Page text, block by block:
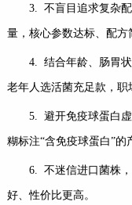
3. 不盲目追求复杂
量，核心参数达标、配方
4. 结合年龄、肠胃
老年人选活菌充足款，职
5. 避开免疫球蛋白
糊标注“含免疫球蛋白”的
6. 不迷信进口菌株
好、性价比更高。